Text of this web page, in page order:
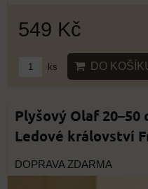
549 Kč
ks DO
Plyšový Olaf 20–50
Ledové království
DOPRAVA ZDARMA